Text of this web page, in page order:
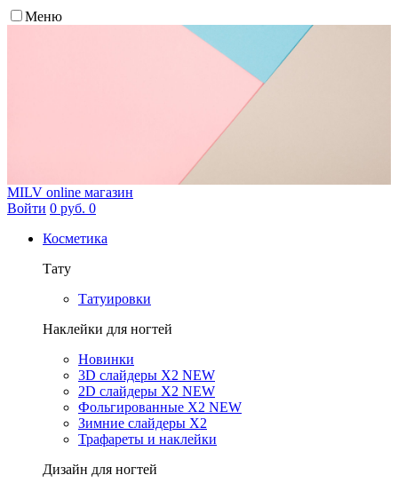
Меню
MILV online магазин
Войти 0 руб. 0
Косметика
Тату
Татуировки
Наклейки для ногтей
Новинки
3D слайдеры X2 NEW
2D слайдеры X2 NEW
Фольгированные X2 NEW
Зимние слайдеры Х2
Трафареты и наклейки
Дизайн для ногтей